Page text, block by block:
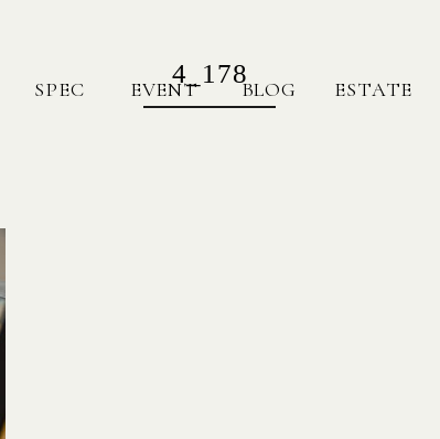
SPEC EVENT BLOG ESTATE
4_178